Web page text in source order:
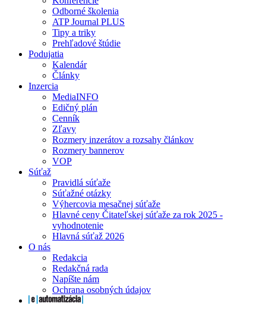
Odborné školenia
ATP Journal PLUS
Tipy a triky
Prehľadové štúdie
Podujatia
Kalendár
Články
Inzercia
MediaINFO
Edičný plán
Cenník
Zľavy
Rozmery inzerátov a rozsahy článkov
Rozmery bannerov
VOP
Súťaž
Pravidlá súťaže
Súťažné otázky
Výhercovia mesačnej súťaže
Hlavné ceny Čitateľskej súťaže za rok 2025 -
vyhodnotenie
Hlavná súťaž 2026
O nás
Redakcia
Redakčná rada
Napíšte nám
Ochrana osobných údajov